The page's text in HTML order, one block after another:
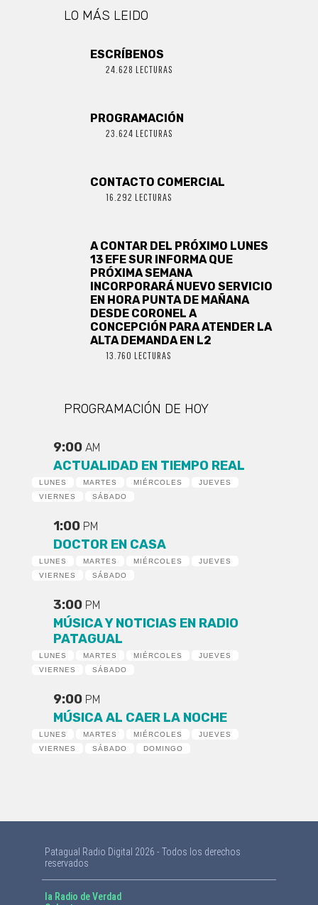
LO MÁS LEIDO
ESCRÍBENOS
24.628 LECTURAS
PROGRAMACIÓN
23.624 LECTURAS
CONTACTO COMERCIAL
16.292 LECTURAS
A CONTAR DEL PRÓXIMO LUNES
13 EFE SUR INFORMA QUE
PRÓXIMA SEMANA
INCORPORARÁ NUEVO SERVICIO
EN HORA PUNTA DE MAÑANA
DESDE CORONEL A
CONCEPCIÓN PARA ATENDER LA
ALTA DEMANDA EN L2
13.760 LECTURAS
PROGRAMACIÓN DE HOY
9:00 AM
ACTUALIDAD EN TIEMPO REAL
LUNES MARTES MIÉRCOLES
JUEVES
VIERNES
SÁBADO
1:00 PM
DOCTOR EN CASA
LUNES MARTES MIÉRCOLES
JUEVES
VIERNES
SÁBADO
3:00 PM
MÚSICA Y NOTICIAS EN RADIO
PATAGUAL
LUNES MARTES MIÉRCOLES
JUEVES
VIERNES
SÁBADO
9:00 PM
MÚSICA AL CAER LA NOCHE
LUNES MARTES MIÉRCOLES
JUEVES
VIERNES
SÁBADO DOMINGO
Patagual Radio Digital 2026 - Todos los derechos
reservados
la Radio de Verdad